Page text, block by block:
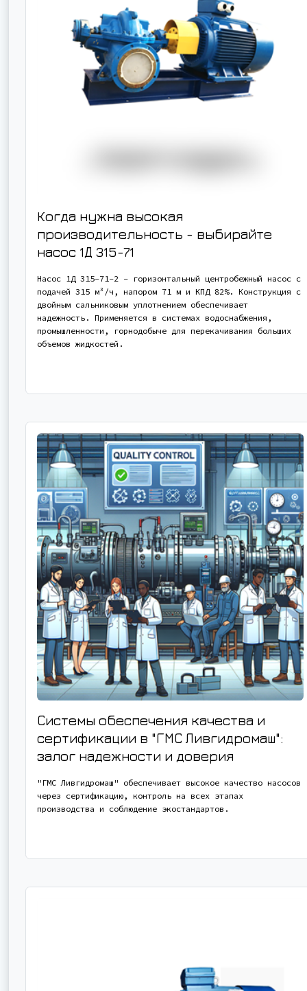
Когда нужна высокая
производительность - выбирайте
насос 1Д 315-71
Насос 1Д 315-71-2 - горизонтальный центробежный насос с
подачей 315 м³/ч, напором 71 м и КПД 82%. Конструкция с
двойным сальниковым уплотнением обеспечивает
надежность. Применяется в системах водоснабжения,
промышленности, горнодобыче для перекачивания больших
объемов жидкостей.
Системы обеспечения качества и
сертификации в "ГМС Ливгидромаш":
залог надежности и доверия
"ГМС Ливгидромаш" обеспечивает высокое качество насосов
через сертификацию, контроль на всех этапах
производства и соблюдение экостандартов.